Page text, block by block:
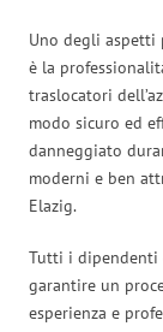
Uno degli aspetti
è la
traslocatori
modo sicuro ed
danneggiato
moderni e ben
Elazig.
Tutti i dipendenti
garantire un
esperienza e